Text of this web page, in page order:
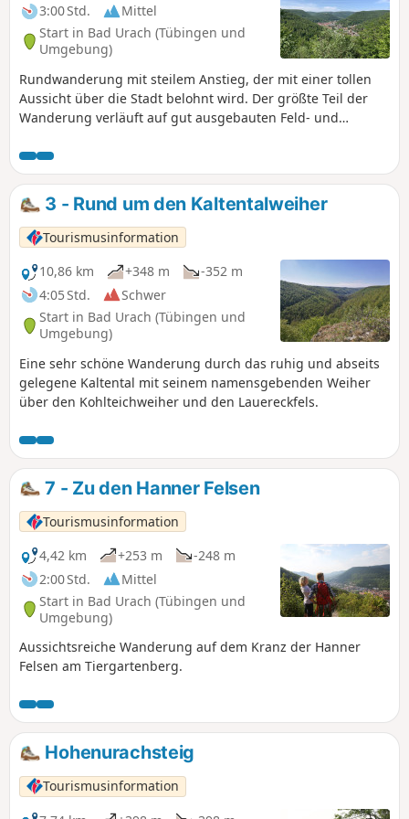
der Albkante. Gemütliche Waldliegen laden zum
Entspannen auf der Albhochfläche ein.
3:00 Std.
Mittel
Start in Bad Urach (Tübingen und
Umgebung)
Rundwanderung mit steilem Anstieg, der mit einer tollen
Aussicht über die Stadt belohnt wird. Der größte Teil der
Wanderung verläuft auf gut ausgebauten Feld- und
3 - Rund um den Kaltentalweiher
Tourismusinformation
10,86 km
+348 m
-352 m
4:05 Std.
Schwer
Start in Bad Urach (Tübingen und
Umgebung)
Eine sehr schöne Wanderung durch das ruhig und abseits
gelegene Kaltental mit seinem namensgebenden Weiher
über den Kohlteichweiher und den Lauereckfels.
7 - Zu den Hanner Felsen
Tourismusinformation
4,42 km
+253 m
-248 m
2:00 Std.
Mittel
Start in Bad Urach (Tübingen und
Umgebung)
Aussichtsreiche Wanderung auf dem Kranz der Hanner
Felsen am Tiergartenberg.
Hohenurachsteig
Tourismusinformation